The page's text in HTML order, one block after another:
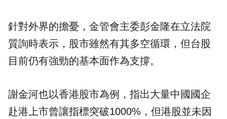
針對外界的擔憂，金管會主委彭金隆在立法院
質詢時表示，股市雖然有其多空循環，但台股
目前仍有強勁的基本面作為支撐。
謝金河也以香港股市為例，指出大量中國國企
赴港上市曾讓指標突破1000%，但港股並未因